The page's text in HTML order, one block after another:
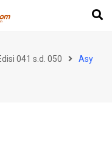
041 s.d. 050
Asy